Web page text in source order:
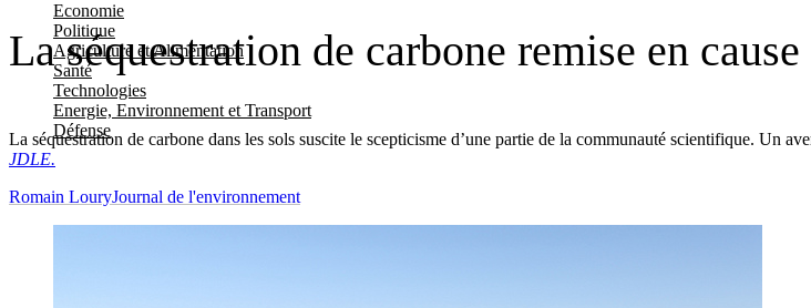
Economie
Politique
Agriculture et Alimentation
Santé
Technologies
Energie, Environnement et Transport
Défense
La séquestration de carbone remise en cause
La séquestration de carbone dans les sols suscite le scepticisme d’une partie de la communauté scientifique. Un
JDLE.
Romain LouryJournal de l'environnement